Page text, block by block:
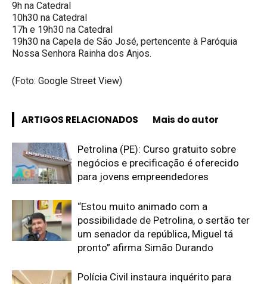
9h na Catedral
10h30 na Catedral
17h e 19h30 na Catedral
19h30 na Capela de São José, pertencente à Paróquia
Nossa Senhora Rainha dos Anjos.
(Foto: Google Street View)
ARTIGOS RELACIONADOS Mais do autor
Petrolina (PE): Curso gratuito sobre
negócios e precificação é oferecido
para jovens empreendedores
“Estou muito animado com a
possibilidade de Petrolina, o sertão ter
um senador da república, Miguel tá
pronto” afirma Simão Durando
Polícia Civil instaura inquérito para